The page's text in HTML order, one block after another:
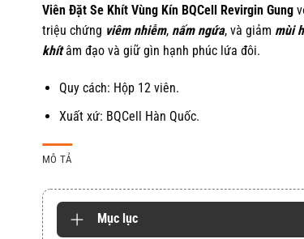
Viên Đặt Se Khít Vùng Kín BQCell Revirgin Gung
triệu chứng viêm nhiễm, nấm ngứa, và giảm mùi
khítâm đạo và giữ gìn hạnh phúc lứa đôi.
Quy cách: Hộp 12 viên.
Xuất xứ: BQCell Hàn Quốc.
MÔ TẢ
Mục lục